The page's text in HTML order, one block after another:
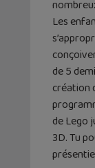
Les
de 5
création
de Lego
3D. Tu